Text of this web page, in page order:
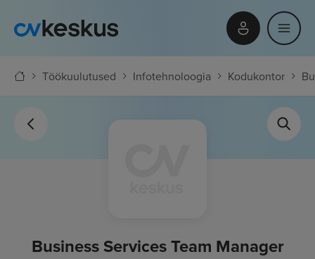
Töökuulutused Infotehnoloogia Kodukontor
Business Services Team Manager